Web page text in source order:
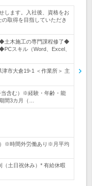
します。入社後、資格をお
取得を目指していただき
◆土木施工の専門課程修了◆
スキル（Word、Excel、
市大倉19-1 ＜作業所＞ 主
当含む）※経験・年齢・能
間3カ月（…
※時間外労働あり※月平均
土日祝休み）* 有給休暇